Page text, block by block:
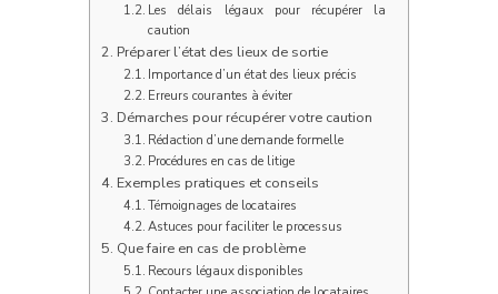
Les délais légaux pour récupérer la
caution
Préparer l’état des lieux de sortie
Importance d’un état des lieux précis
Erreurs courantes à éviter
Démarches pour récupérer votre caution
Rédaction d’une demande formelle
Procédures en cas de litige
Exemples pratiques et conseils
Témoignages de locataires
Astuces pour faciliter le processus
Que faire en cas de problème
Recours légaux disponibles